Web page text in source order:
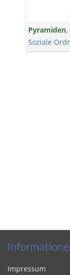
Pyramiden,
Soziale
Impressum